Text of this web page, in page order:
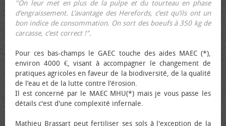
"On leur met en plus de la pulpe et du tourteau en phase
d’engraissement. L’avantage des Herefords, c’est qu’ils ont un
bon indice de consommation. On sort des bœufs à 350 kg de
carcasse, c’est correct !".
Pour ces bas-champs le GAEC touche des aides MAEC (*),
environ 4000 €, visant à accompagner le changement de
pratiques agricoles en faveur de la biodiversité, de la qualité
de l’eau et de la lutte contre l’érosion.
Il est concerné par le MAEC MHU(*) mais je vous passe les
détails c'est d'une complexité infernale.
Mathieu Brassart peut fertiliser ses sols à l'exception de la